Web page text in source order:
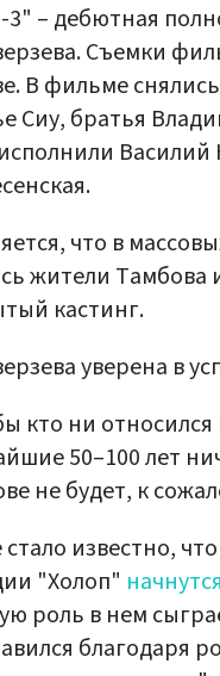
– дебютная
Съемки
В фильме
Сиу, братья
Василий
что в
жители Тамбова
кастинг.
уверена в
кто ни
50–100 лет
не будет, к
известно,
"Холоп" начнутся
роль в нем
благодаря